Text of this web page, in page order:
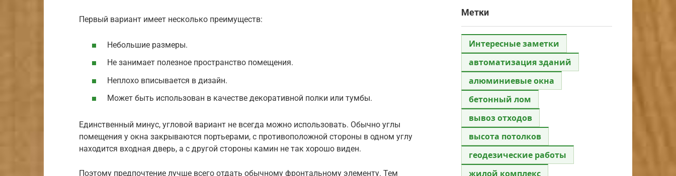
Первый вариант имеет несколько преимуществ:
Небольшие размеры.
Не занимает полезное пространство помещения.
Неплохо вписывается в дизайн.
Может быть использован в качестве декоративной полки или тумбы.
Единственный минус, угловой вариант не всегда можно использовать. Обычно углы
помещения у окна закрываются портьерами, с противоположной стороны в одном углу
находится входная дверь, а с другой стороны камин не так хорошо виден.
Поэтому предпочтение лучше всего отдать обычному фронтальному элементу. Тем
Метки
Интересные заметки
автоматизация зданий
алюминиевые окна
бетонный лом
вывоз отходов
высота потолков
геодезические работы
жилой комплекс